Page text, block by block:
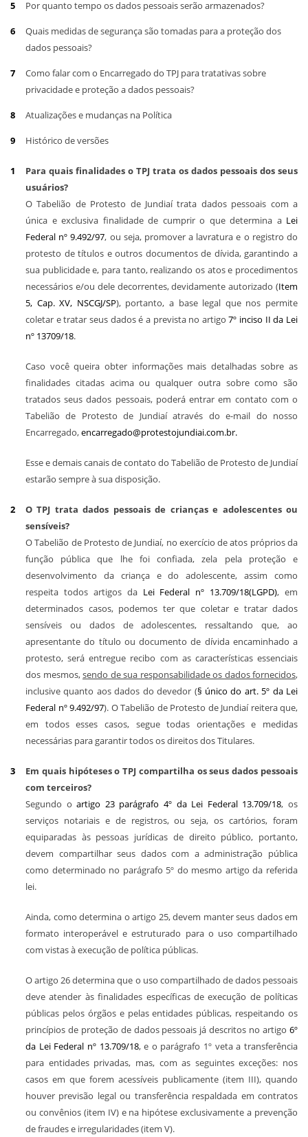
Por quanto tempo os dados pessoais serão armazenados?
Quais medidas de segurança são tomadas para a proteção dos
dados pessoais?
Como falar com o Encarregado do TPJ para tratativas sobre
privacidade e proteção a dados pessoais?
Atualizações e mudanças na Política
Histórico de versões
Para quais finalidades o TPJ trata os dados pessoais dos seus
usuários?
O Tabelião de Protesto de Jundiaí trata dados pessoais com a
única e exclusiva finalidade de cumprir o que determina a Lei
Federal nº 9.492/97, ou seja, promover a lavratura e o registro do
protesto de títulos e outros documentos de dívida, garantindo a
sua publicidade e, para tanto, realizando os atos e procedimentos
necessários e/ou dele decorrentes, devidamente autorizado (Item
5, Cap. XV, NSCGJ/SP), portanto, a base legal que nos permite
coletar e tratar seus dados é a prevista no artigo7º inciso II da Lei
nº 13709/18.
Caso você queira obter informações mais detalhadas sobre as
finalidades citadas acima ou qualquer outra sobre como são
tratados seus dados pessoais, poderá entrar em contato com o
Tabelião de Protesto de Jundiaí através do e-mail do nosso
Encarregado,encarregado@protestojundiai.com.br.
Esse e demais canais de contato do Tabelião de Protesto de Jundiaí
estarão sempre à sua disposição.
O TPJ trata dados pessoais de crianças e adolescentes ou
sensíveis?
O Tabelião de Protesto de Jundiaí, no exercício de atos próprios da
função pública que lhe foi confiada, zela pela proteção e
desenvolvimento da criança e do adolescente, assim como
respeita todos artigos da Lei Federal nº 13.709/18(LGPD), em
determinados casos, podemos ter que coletar e tratar dados
sensíveis ou dados de adolescentes, ressaltando que, ao
apresentante do título ou documento de dívida encaminhado a
protesto, será entregue recibo com as características essenciais
dos mesmos,sendo de sua responsabilidade os dados fornecidos,
inclusive quanto aos dados do devedor (§ único do art. 5º da Lei
Federal nº 9.492/97). O Tabelião de Protesto de Jundiaí reitera que,
em todos esses casos, segue todas orientações e medidas
necessárias para garantir todos os direitos dos Titulares.
Em quais hipóteses o TPJ compartilha os seus dados pessoais
com terceiros?
Segundo oartigo 23 parágrafo 4º da Lei Federal 13.709/18, os
serviços notariais e de registros, ou seja, os cartórios, foram
equiparadas às pessoas jurídicas de direito público, portanto,
devem compartilhar seus dados com a administração pública
como determinado no parágrafo 5º do mesmo artigo da referida
lei.
Ainda, como determina o artigo 25, devem manter seus dados em
formato interoperável e estruturado para o uso compartilhado
com vistas à execução de política públicas.
O artigo 26 determina que o uso compartilhado de dados pessoais
deve atender às finalidades específicas de execução de políticas
públicas pelos órgãos e pelas entidades públicas, respeitando os
princípios de proteção de dados pessoais já descritos no artigo 6º
da Lei Federal nº 13.709/18, e o parágrafo 1º veta a transferência
para entidades privadas, mas, com as seguintes exceções: nos
casos em que forem acessíveis publicamente (item III), quando
houver previsão legal ou transferência respaldada em contratos
ou convênios (item IV) e na hipótese exclusivamente a prevenção
de fraudes e irregularidades (item V).